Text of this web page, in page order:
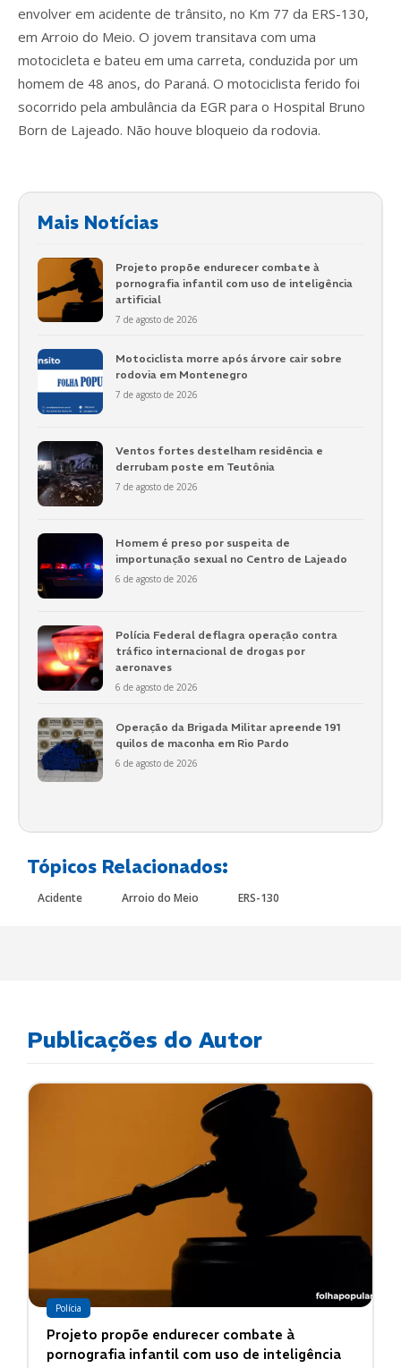
envolver em acidente de trânsito, no Km 77 da ERS-130,
em Arroio do Meio. O jovem transitava com uma
motocicleta e bateu em uma carreta, conduzida por um
homem de 48 anos, do Paraná. O motociclista ferido foi
socorrido pela ambulância da EGR para o Hospital Bruno
Born de Lajeado. Não houve bloqueio da rodovia.
Mais Notícias
Projeto propõe endurecer combate à
pornografia infantil com uso de inteligência
artificial
7 de agosto de 2026
Motociclista morre após árvore cair sobre
rodovia em Montenegro
7 de agosto de 2026
Ventos fortes destelham residência e
derrubam poste em Teutônia
7 de agosto de 2026
Homem é preso por suspeita de
importunação sexual no Centro de Lajeado
6 de agosto de 2026
Polícia Federal deflagra operação contra
tráfico internacional de drogas por
aeronaves
6 de agosto de 2026
Operação da Brigada Militar apreende 191
quilos de maconha em Rio Pardo
6 de agosto de 2026
Tópicos Relacionados:
Acidente Arroio do Meio ERS-130
Publicações do Autor
Polícia
Projeto propõe endurecer combate à
pornografia infantil com uso de inteligência